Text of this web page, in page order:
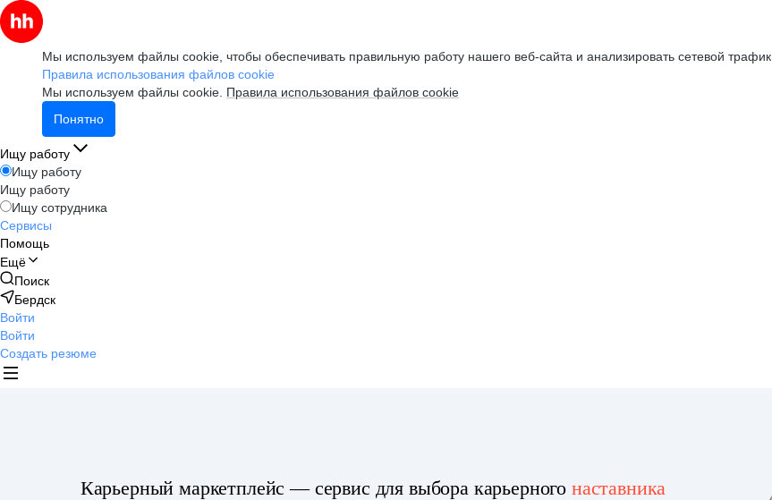
Мы используем файлы cookie, чтобы обеспечивать правильную работу нашего веб-сайта и анализировать сетевой трафик.
Правила использования файлов cookie
Мы используем файлы cookie. Правила использования файлов cookie
Понятно
Ищу работу
Ищу работу
Ищу работу
Ищу сотрудника
Сервисы
Помощь
Ещё
Поиск
Бердск
Войти
Войти
Создать резюме
Карьерный маркетплейс — сервис для выбора карьерного наставника